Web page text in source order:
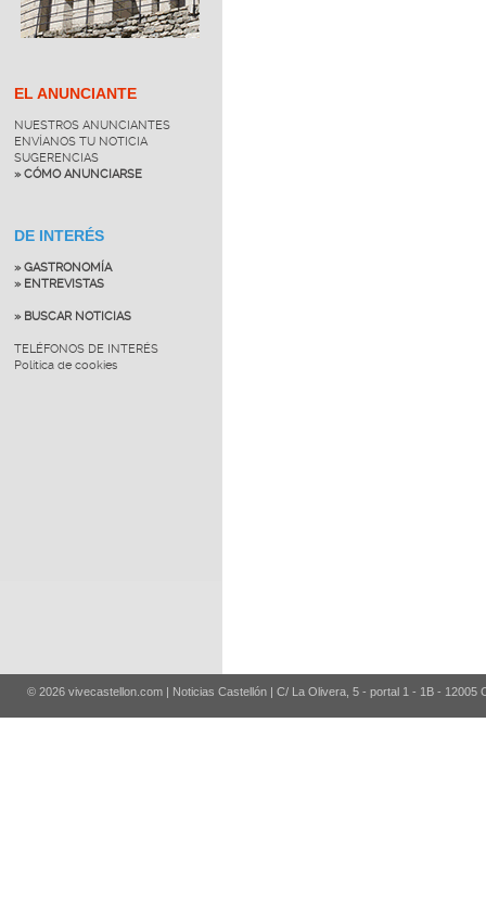
EL ANUNCIANTE
NUESTROS ANUNCIANTES
ENVÍANOS TU NOTICIA
SUGERENCIAS
» CÓMO ANUNCIARSE
DE INTERÉS
» GASTRONOMÍA
» ENTREVISTAS
» BUSCAR NOTICIAS
TELÉFONOS DE INTERÉS
Política de cookies
© 2026 vivecastellon.com | Noticias Castellón | C/ La Olivera, 5 - portal 1 - 1B - 12005